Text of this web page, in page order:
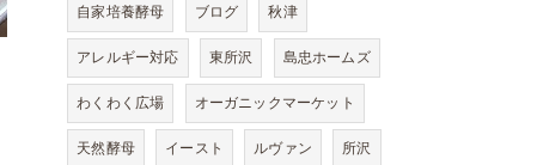
自家培養酵母 ブログ 秋津
アレルギー対応 東所沢 島忠ホームズ
わくわく広場 オーガニックマーケット
天然酵母 イースト ルヴァン 所沢